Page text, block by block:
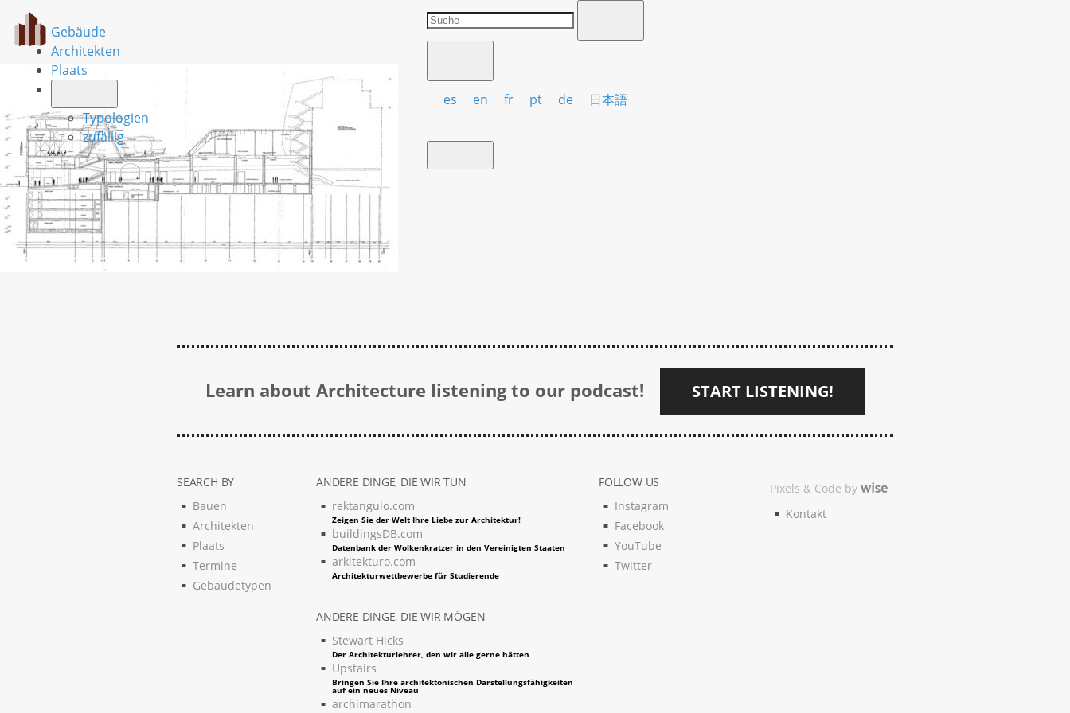
Gebäude
Architekten
Plaats
Typologien
zufällig
es en fr pt de 日本語
Learn about Architecture listening to our podcast! START LISTENING!
SEARCH BY
Bauen
Architekten
Plaats
Termine
Gebäudetypen
ANDERE DINGE, DIE WIR TUN
rektangulo.com
Zeigen Sie der Welt Ihre Liebe zur Architektur!
buildingsDB.com
Datenbank der Wolkenkratzer in den Vereinigten Staaten
arkitekturo.com
Architekturwettbewerbe für Studierende
ANDERE DINGE, DIE WIR MÖGEN
Stewart Hicks
Der Architekturlehrer, den wir alle gerne hätten
Upstairs
Bringen Sie Ihre architektonischen Darstellungsfähigkeiten
auf ein neues Niveau
archimarathon
FOLLOW US
Instagram
Facebook
YouTube
Twitter
Pixels & Code by
Kontakt